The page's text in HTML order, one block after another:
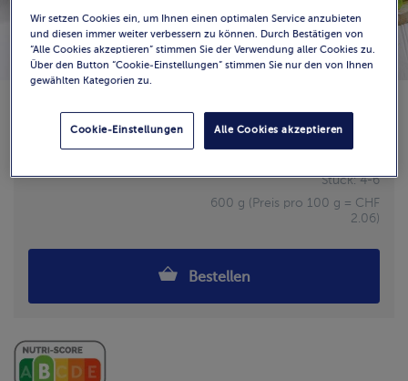
Verfügbarkeit
CHF 12.35
Stück: 4-6
600 g (Preis pro 100 g = CHF
2.06)
Bestellen
Wir setzen Cookies ein, um Ihnen einen optimalen Service anzubieten
und diesen immer weiter verbessern zu können. Durch Bestätigen von
“Alle Cookies akzeptieren” stimmen Sie der Verwendung aller Cookies zu.
Über den Button “Cookie-Einstellungen” stimmen Sie nur den von Ihnen
gewählten Kategorien zu.
Alle Cookies akzeptieren
Cookie-Einstellungen